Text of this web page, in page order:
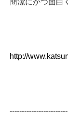
http://